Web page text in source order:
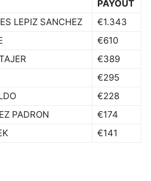
PAYOUT
LEPIZ SANCHEZ
€1.343
€610
€389
€295
€228
PADRON
€174
€141